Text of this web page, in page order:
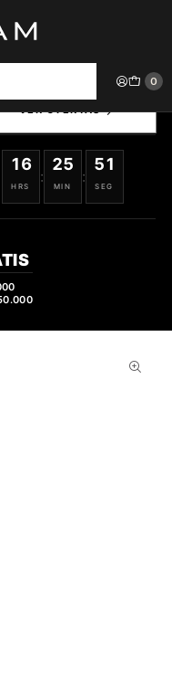
0
N2485
SELECCIONADOS
16
HRS
:
25
MIN
:
50
SEG